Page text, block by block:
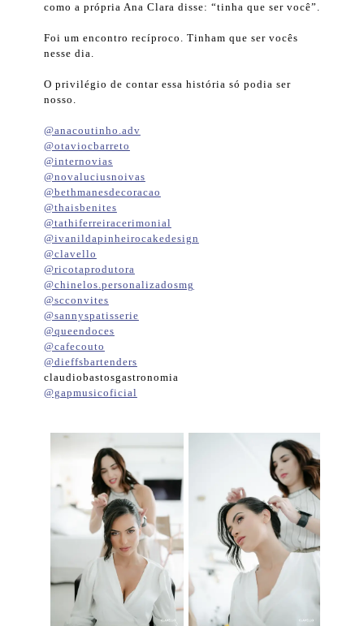
como a própria Ana Clara disse: “tinha que ser você”.
Foi um encontro recíproco. Tinham que ser vocês
nesse dia.
O privilégio de contar essa história só podia ser
nosso.
@anacoutinho.adv
@otaviocbarreto
@internovias
@novaluciusnoivas
@bethmanesdecoracao
@thaisbenites
@tathiferreiracerimonial
@ivanildapinheirocakedesign
@clavello
@ricotaprodutora
@chinelos.personalizadosmg
@scconvites
@sannyspatisserie
@queendoces
@cafecouto
@dieffsbartenders
claudiobastosgastronomia
@gapmusicoficial